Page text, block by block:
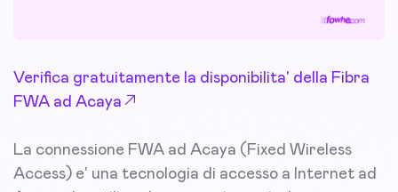
Verifica gratuitamente la disponibilita' della Fibra
FWA ad Acaya
La connessione FWA ad Acaya (Fixed Wireless
Access) e' una tecnologia di accesso a Internet ad